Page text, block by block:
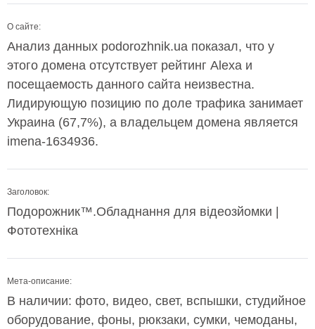
О сайте:
Анализ данных podorozhnik.ua показал, что у
этого домена отсутствует рейтинг Alexa и
посещаемость данного сайта неизвестна.
Лидирующую позицию по доле трафика занимает
Украина (67,7%), а владельцем домена является
imena-1634936.
Заголовок:
Подорожник™.Обладнання для відеозйомки |
Фототехніка
Мета-описание:
В наличии: фото, видео, свет, вспышки, студийное
оборудование, фоны, рюкзаки, сумки, чемоданы,